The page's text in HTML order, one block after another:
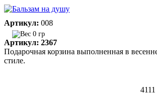
Артикул: 008
0 гр
Артикул: 2367
Подарочная корзина выполненная в
стиле.